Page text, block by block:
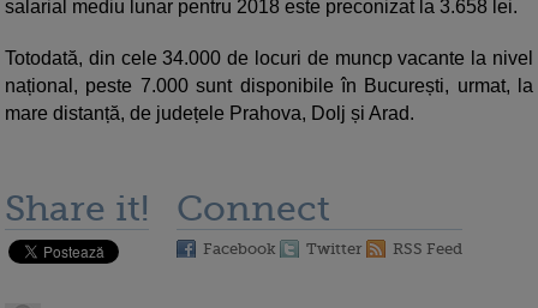
salarial mediu lunar pentru 2018 este preconizat la 3.658 lei.
Totodată, din cele 34.000 de locuri de muncp vacante la nivel
național, peste 7.000 sunt disponibile în București, urmat, la
mare distanță, de județele Prahova, Dolj și Arad.
Share it! Connect
Facebook Twitter RSS Feed